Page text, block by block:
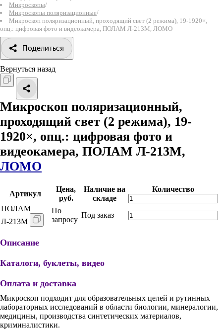
Микроскопы/
Микроскопы поляризационные/
Микроскоп поляризационный, проходящий свет (2 режима), 19-1920×,
опц.: цифровая фото и видеокамера, ПОЛАМ Л-213М, ЛОМО
Поделиться
Вернуться назад
Микроскоп поляризационный,
проходящий свет (2 режима), 19-
1920×, опц.: цифровая фото и
видеокамера, ПОЛАМ Л-213М,
ЛОМО
Артикул
Цена,
руб.
Наличие на
складе
Количество
ПОЛАМ
Л-213М
По
запросу
Под заказ
Описание
Каталоги, буклеты, видео
Оплата и доставка
Микроскоп подходит для образовательных целей и рутинных
лабораторных исследований в области биологии, минералогии,
медицины, производства синтетических материалов,
криминалистики.